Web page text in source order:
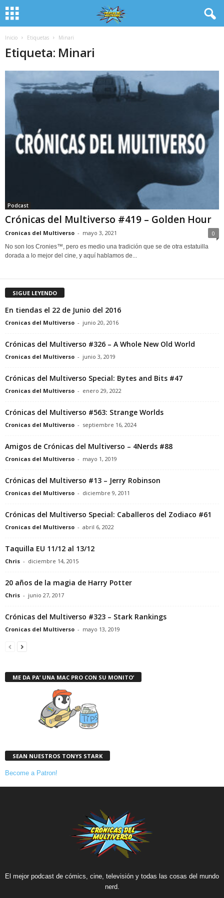
Inicio Etiquetas Minari
Etiqueta: Minari
Podcast
Crónicas del Multiverso #419 – Golden Hour
Cronicas del Multiverso - mayo 3, 2021 0
No son los Cronies™, pero es medio una tradición que se de otra estatuilla
dorada a lo mejor del cine, y aquí hablamos de...
SIGUE LEYENDO
En tiendas el 22 de Junio del 2016
Cronicas del Multiverso - junio 20, 2016
Crónicas del Multiverso #326 – A Whole New Old World
Cronicas del Multiverso - junio 3, 2019
Crónicas del Multiverso Special: Bytes and Bits #47
Cronicas del Multiverso - enero 29, 2022
Crónicas del Multiverso #563: Strange Worlds
Cronicas del Multiverso - septiembre 16, 2024
Amigos de Crónicas del Multiverso – 4Nerds #88
Cronicas del Multiverso - mayo 1, 2019
Crónicas del Multiverso #13 – Jerry Robinson
Cronicas del Multiverso - diciembre 9, 2011
Crónicas del Multiverso Special: Caballeros del Zodiaco #61
Cronicas del Multiverso - abril 6, 2022
Taquilla EU 11/12 al 13/12
Chris - diciembre 14, 2015
20 años de la magia de Harry Potter
Chris - junio 27, 2017
Crónicas del Multiverso #323 – Stark Rankings
Cronicas del Multiverso - mayo 13, 2019
ME DA PA’ UNA MAC PRO CON SU MONITO’
SEAN NUESTROS TONYS STARK
Become a Patron!
El mejor podcast de cómics, cine, televisión y todas las cosas del mundo
nerd.